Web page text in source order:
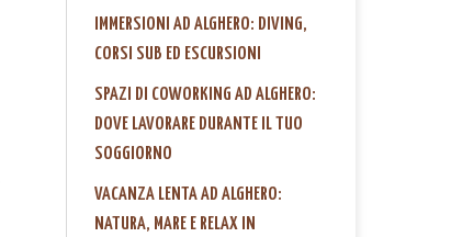
IMMERSIONI AD ALGHERO: DIVING,
CORSI SUB ED ESCURSIONI
SPAZI DI COWORKING AD ALGHERO:
DOVE LAVORARE DURANTE IL TUO
SOGGIORNO
VACANZA LENTA AD ALGHERO:
NATURA, MARE E RELAX IN